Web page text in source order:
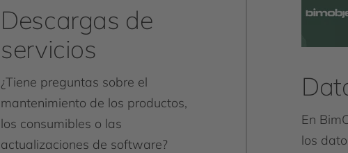
Descargas de
servicios
¿Tiene preguntas sobre el
mantenimiento de los productos,
los consumibles o las
actualizaciones de software?
En
los